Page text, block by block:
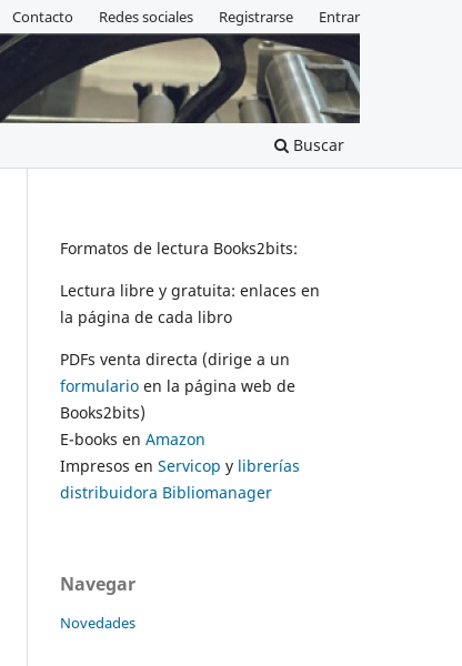
Buscar
Contacto Redes sociales Registrarse Entrar
Formatos de lectura Books2bits:
Lectura libre y gratuita: enlaces en
la página de cada libro
PDFs venta directa (dirige a un
formulario en la página web de
Books2bits)
E-books en Amazon
Impresos en Servicop y librerías
distribuidora Bibliomanager
Navegar
Novedades